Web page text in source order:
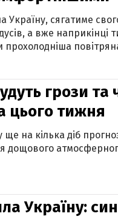
сягатиме
а вже наприкінці
грози та
цього тижня
ще на кілька діб
дощового
Україну: